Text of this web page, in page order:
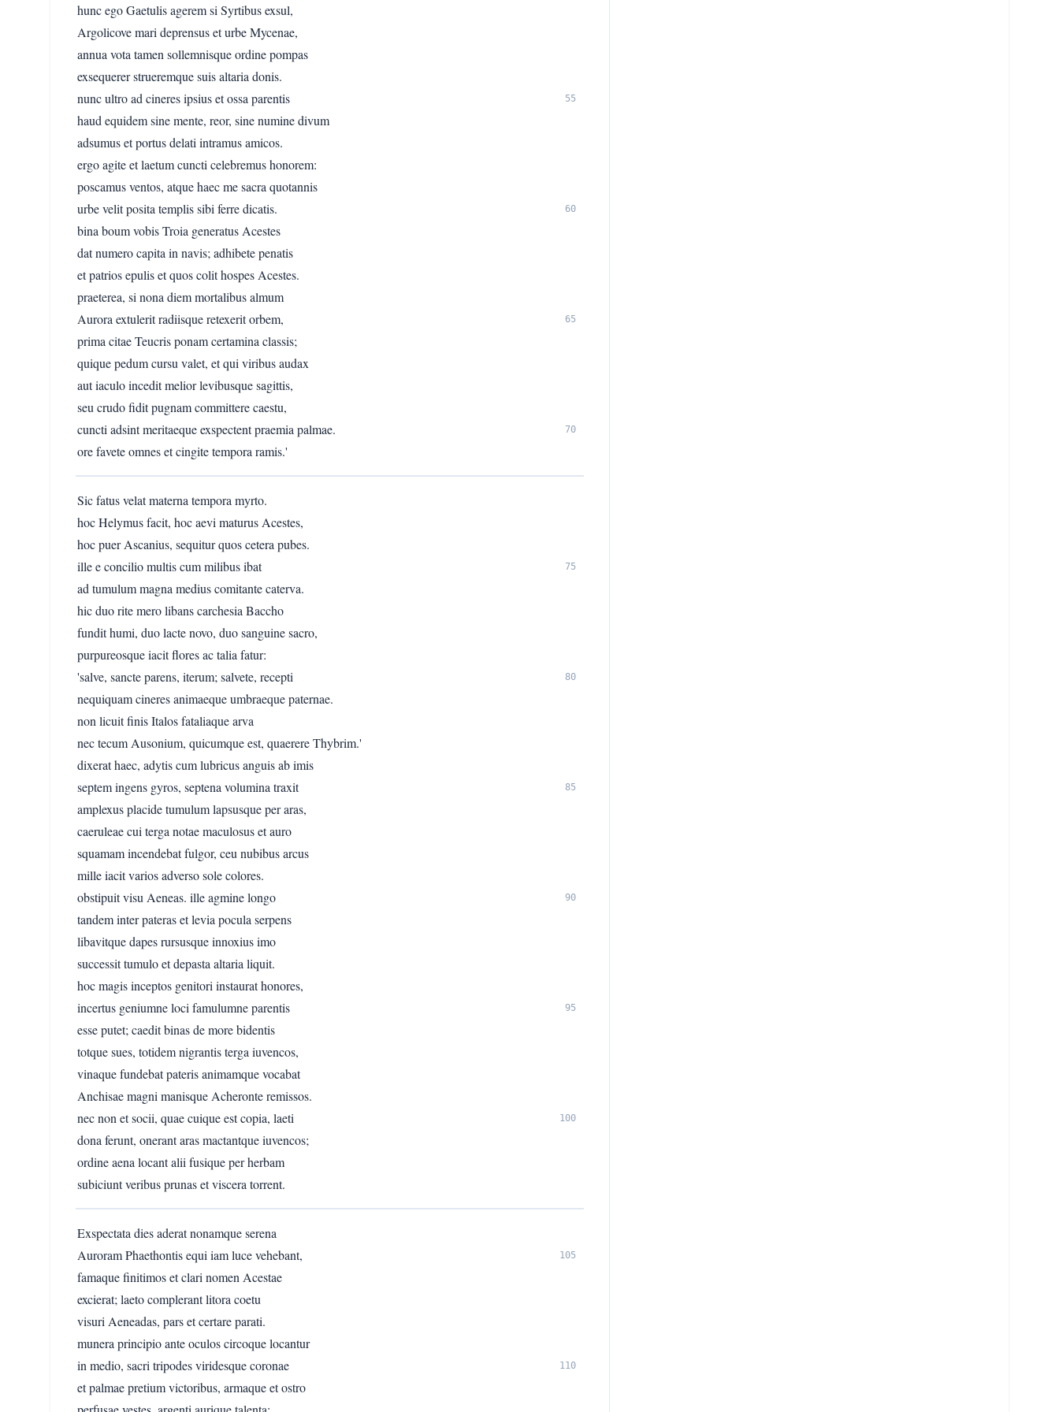
hunc ego Gaetulis agerem si Syrtibus exsul,
Argolicove mari deprensus et urbe Mycenae,
annua vota tamen sollemnisque ordine pompas
exsequerer strueremque suis altaria donis.
nunc ultro ad cineres ipsius et ossa parentis
55
haud equidem sine mente, reor, sine numine divum
adsumus et portus delati intramus amicos.
ergo agite et laetum cuncti celebremus honorem:
poscamus ventos, atque haec me sacra quotannis
urbe velit posita templis sibi ferre dicatis.
60
bina boum vobis Troia generatus Acestes
dat numero capita in navis; adhibete penatis
et patrios epulis et quos colit hospes Acestes.
praeterea, si nona diem mortalibus almum
Aurora extulerit radiisque retexerit orbem,
65
prima citae Teucris ponam certamina classis;
quique pedum cursu valet, et qui viribus audax
aut iaculo incedit melior levibusque sagittis,
seu crudo fidit pugnam committere caestu,
cuncti adsint meritaeque exspectent praemia palmae.
70
ore favete omnes et cingite tempora ramis.'
Sic fatus velat materna tempora myrto.
hoc Helymus facit, hoc aevi maturus Acestes,
hoc puer Ascanius, sequitur quos cetera pubes.
ille e concilio multis cum milibus ibat
75
ad tumulum magna medius comitante caterva.
hic duo rite mero libans carchesia Baccho
fundit humi, duo lacte novo, duo sanguine sacro,
purpureosque iacit flores ac talia fatur:
'salve, sancte parens, iterum; salvete, recepti
80
nequiquam cineres animaeque umbraeque paternae.
non licuit finis Italos fataliaque arva
nec tecum Ausonium, quicumque est, quaerere Thybrim.'
dixerat haec, adytis cum lubricus anguis ab imis
septem ingens gyros, septena volumina traxit
85
amplexus placide tumulum lapsusque per aras,
caeruleae cui terga notae maculosus et auro
squamam incendebat fulgor, ceu nubibus arcus
mille iacit varios adverso sole colores.
obstipuit visu Aeneas. ille agmine longo
90
tandem inter pateras et levia pocula serpens
libavitque dapes rursusque innoxius imo
successit tumulo et depasta altaria liquit.
hoc magis inceptos genitori instaurat honores,
incertus geniumne loci famulumne parentis
95
esse putet; caedit binas de more bidentis
totque sues, totidem nigrantis terga iuvencos,
vinaque fundebat pateris animamque vocabat
Anchisae magni manisque Acheronte remissos.
nec non et socii, quae cuique est copia, laeti
100
dona ferunt, onerant aras mactantque iuvencos;
ordine aena locant alii fusique per herbam
subiciunt veribus prunas et viscera torrent.
Exspectata dies aderat nonamque serena
Auroram Phaethontis equi iam luce vehebant,
105
famaque finitimos et clari nomen Acestae
excierat; laeto complerant litora coetu
visuri Aeneadas, pars et certare parati.
munera principio ante oculos circoque locantur
in medio, sacri tripodes viridesque coronae
110
et palmae pretium victoribus, armaque et ostro